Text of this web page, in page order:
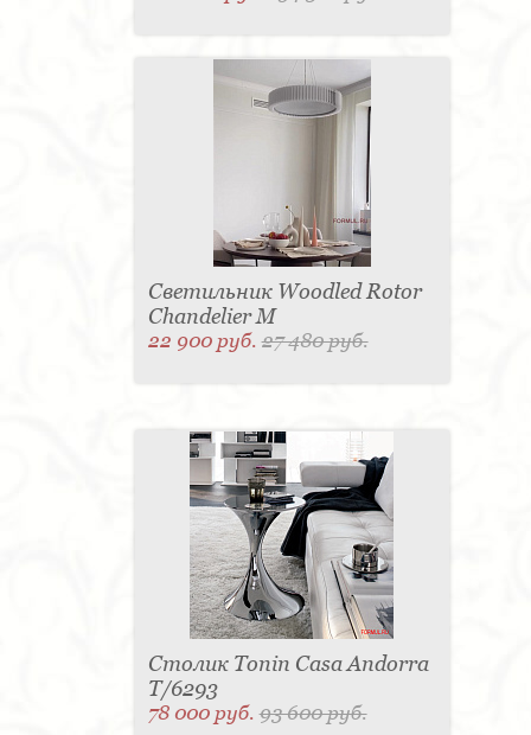
Светильник Woodled Rotor
Chandelier M
22 900 руб.27 480 руб.
Столик Tonin Casa Andorra
T/6293
78 000 руб.93 600 руб.